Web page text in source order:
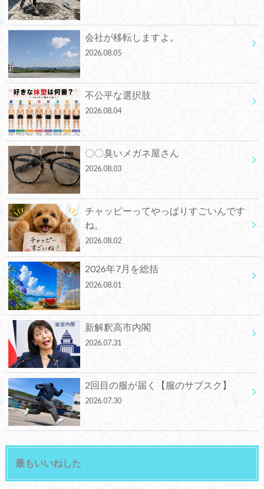
会社が移転しますよ。
2026.08.05
不公平な選択肢
2026.08.04
〇〇臭いメガネ屋さん
2026.08.03
チャッピーってやっぱりすごいんです
ね。
2026.08.02
2026年7月を総括
2026.08.01
新解釈高市内閣
2026.07.31
2回目の服が届く【服のサブスク】
2026.07.30
最もいいねした